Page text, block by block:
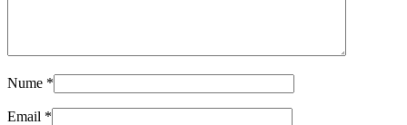
Nume *
Email *